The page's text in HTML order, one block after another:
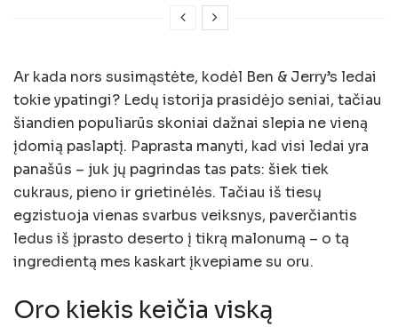
Ar kada nors susimąstėte, kodėl Ben & Jerry’s ledai
tokie ypatingi? Ledų istorija prasidėjo seniai, tačiau
šiandien populiarūs skoniai dažnai slepia ne vieną
įdomią paslaptį. Paprasta manyti, kad visi ledai yra
panašūs – juk jų pagrindas tas pats: šiek tiek
cukraus, pieno ir grietinėlės. Tačiau iš tiesų
egzistuoja vienas svarbus veiksnys, paverčiantis
ledus iš įprasto deserto į tikrą malonumą – o tą
ingredientą mes kaskart įkvepiame su oru.
Oro kiekis keičia viską